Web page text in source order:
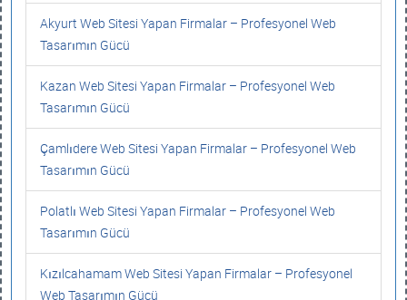
Akyurt Web Sitesi Yapan Firmalar – Profesyonel Web
Tasarımın Gücü
Kazan Web Sitesi Yapan Firmalar – Profesyonel Web
Tasarımın Gücü
Çamlıdere Web Sitesi Yapan Firmalar – Profesyonel Web
Tasarımın Gücü
Polatlı Web Sitesi Yapan Firmalar – Profesyonel Web
Tasarımın Gücü
Kızılcahamam Web Sitesi Yapan Firmalar – Profesyonel
Web Tasarımın Gücü